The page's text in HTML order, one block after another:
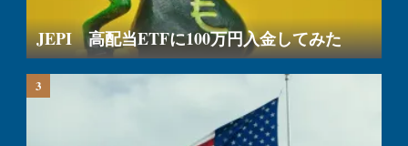
JEPI 高配当ETFに100万円入金してみた